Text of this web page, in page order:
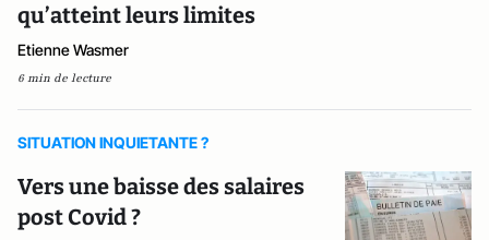
qu’atteint leurs limites
Etienne Wasmer
6 min de lecture
SITUATION INQUIETANTE ?
Vers une baisse des salaires
post Covid ?